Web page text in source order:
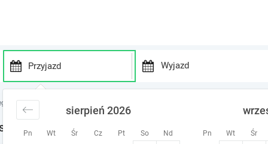
P
e
s
sPn Wt Śr Cz Pt So Nd Pn Wt Śr
sierpień 2026
Beskidy